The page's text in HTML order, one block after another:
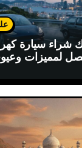
سيارة
لمميزات